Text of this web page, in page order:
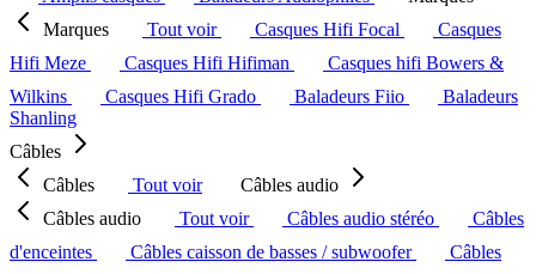
Marques
Tout voir Casques Hifi Focal
Casques
Hifi Meze
Casques Hifi Hifiman
Casques hifi Bowers &
Wilkins
Casques Hifi Grado Baladeurs Fiio
Baladeurs
Shanling
Câbles
Câbles
Tout voir
Câbles audio
Câbles audio
Tout voir Câbles audio stéréo
Câbles
d'enceintes
Câbles caisson de basses / subwoofer
Câbles